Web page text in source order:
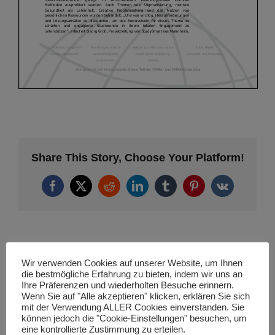
Share This Story, Choose Your Platform!
Facebook
X RedditLinkedInTumblrPinterest
Vk
Wir verwenden Cookies auf unserer Website, um Ihnen
die bestmögliche Erfahrung zu bieten, indem wir uns an
Ihre Präferenzen und wiederholten Besuche erinnern.
Wenn Sie auf "Alle akzeptieren" klicken, erklären Sie sich
mit der Verwendung ALLER Cookies einverstanden. Sie
können jedoch die "Cookie-Einstellungen" besuchen, um
eine kontrollierte Zustimmung zu erteilen.